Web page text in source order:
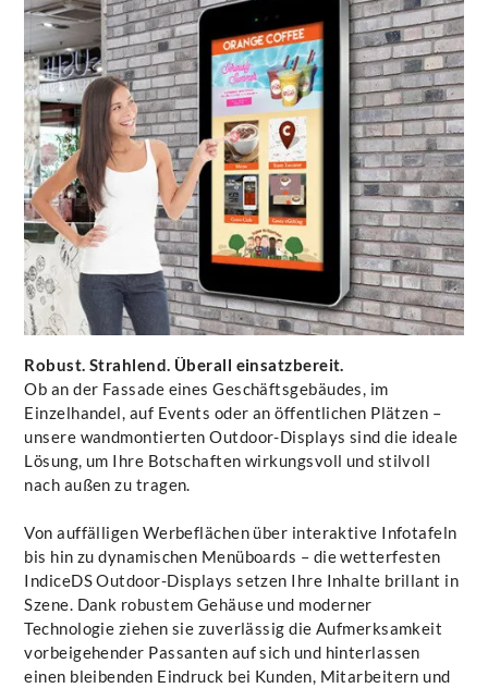
Robust. Strahlend. Überall einsatzbereit.
Ob an der Fassade eines Geschäftsgebäudes, im
Einzelhandel, auf Events oder an öffentlichen Plätzen –
unsere wandmontierten Outdoor-Displays sind die ideale
Lösung, um Ihre Botschaften wirkungsvoll und stilvoll
nach außen zu tragen.
Von auffälligen Werbeflächen über interaktive Infotafeln
bis hin zu dynamischen Menüboards – die wetterfesten
IndiceDS Outdoor-Displays setzen Ihre Inhalte brillant in
Szene. Dank robustem Gehäuse und moderner
Technologie ziehen sie zuverlässig die Aufmerksamkeit
vorbeigehender Passanten auf sich und hinterlassen
einen bleibenden Eindruck bei Kunden, Mitarbeitern und